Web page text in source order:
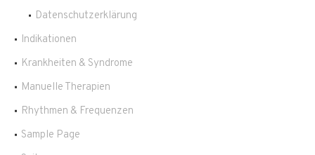
Datenschutzerklärung
Indikationen
Krankheiten & Syndrome
Manuelle Therapien
Rhythmen & Frequenzen
Sample Page